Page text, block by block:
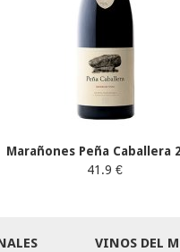
Marañones Peña Caballera
41.9 €
VINOS DEL